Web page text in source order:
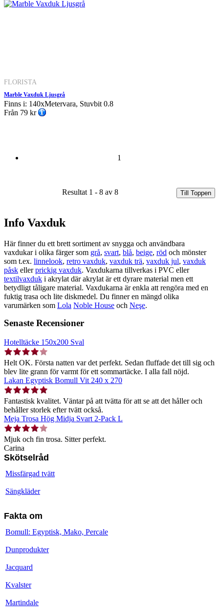
FLORISTA
Marble Vaxduk Ljusgrå
Finns i: 140xMetervara, Stuvbit 0.8
Från 79 kr
1
Resultat 1 - 8 av 8 Till Toppen
Info Vaxduk
Här finner du ett brett sortiment av snygga och användbara
vaxdukar i olika färger som grå, svart, blå, beige, röd och mönster
som t.ex. linnelook, retro vaxduk, vaxduk trä, vaxduk jul, vaxduk
påsk ellerprickig vaxduk. Vaxdukarna tillverkas i PVC eller
textilvaxduk i akrylat där akrylat är ett dyrare material men ett
betydligt tåligare material. Vaxdukarna är enkla att rengöra med en
fuktig trasa och lite diskmedel. Du finner en mängd olika
varumärken som Lola Noble House och Neşe.
Senaste Recensioner
Hotelltäcke 150x200 Sval
Helt OK. Första natten var det perfekt. Sedan fluffade det till sig och
blev lite grann för varmt för ett sommartäcke. I alla fall nöjd.
Lakan Egyptisk Bomull Vit 240 x 270
Fantastisk kvalitet. Väntar på att tvätta för att se att det håller och
behåller storlek efter tvätt också.
Meja Trosa Hög Midja Svart 2-Pack L
Mjuk och fin trosa. Sitter perfekt.
Carina
Skötselråd
Missfärgad tvätt
Sängkläder
Fakta om
Bomull: Egyptisk, Mako, Percale
Dunprodukter
Jacquard
Kvalster
Martindale